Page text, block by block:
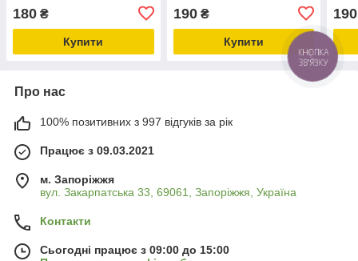
180 ₴
Купити
190₴
Купити
190
Про нас
100% позитивних з 997 відгуків за рік
Працює з 09.03.2021
м. Запоріжжя
вул. Закарпатська 33, 69061, Запоріжжя, Україна
Контакти
Сьогодні працює з 09:00 до 15:00